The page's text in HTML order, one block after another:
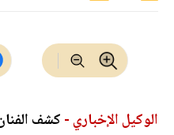
الوكيل الإخباري -كشف